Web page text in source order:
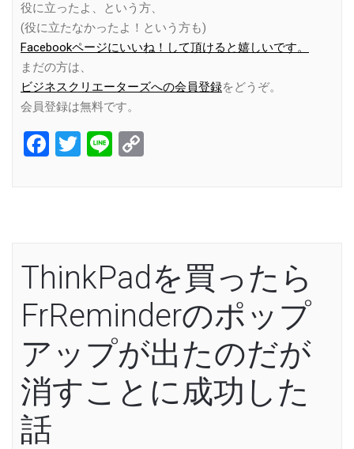
役に立ったよ、という方、
(役に立たなかったよ！という方も)
Facebookページにいいね！して頂けると嬉しいです。
まだの方は、
ビジネスクリエーターズへの会員登録をどうぞ。
会員登録は無料です。
Facebook
Twitter
Line
ThinkPadを買ったら
FrReminderのポップ
アップが出たのだが
消すことに成功した
話